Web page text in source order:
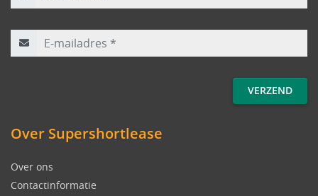
Over Supershortlease
Over ons
Contactinformatie